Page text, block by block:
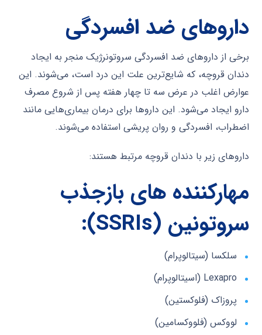
داروهای ضد افسردگی
برخی از داروهای ضد افسردگی سروتونرژیک منجر به ایجاد
دندان قروچه، که شایع‌ترین علت این درد است، می‌شوند. این
عوارض اغلب در عرض سه تا چهار هفته پس از شروع مصرف
دارو ایجاد می‌شود. این داروها برای درمان بیماری‌هایی مانند
اضطراب، افسردگی و روان پریشی استفاده می‌شوند.
داروهای زیر با دندان قروچه مرتبط هستند:
مهارکننده های بازجذب
سروتونین (SSRIs
):
سلکسا (سیتالوپرام)
Lexapro (اسیتالوپرام)
پروزاک (فلوکستین)
لووکس (فلووکسامین)